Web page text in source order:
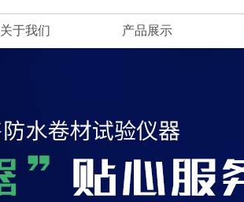
关于我们 产品展示